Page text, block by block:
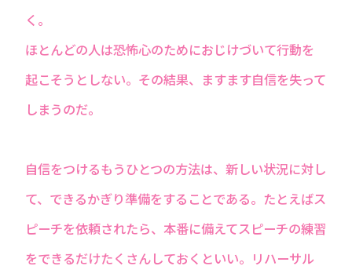
く。
ほとんどの人は恐怖心のためにおじけづいて行動を
起こそうとしない。その結果、ますます自信を失って
しまうのだ。
自信をつけるもうひとつの方法は、新しい状況に対し
て、できるかぎり準備をすることである。たとえばス
ピーチを依頼されたら、本番に備えてスピーチの練習
をできるだけたくさんしておくといい。リハーサル